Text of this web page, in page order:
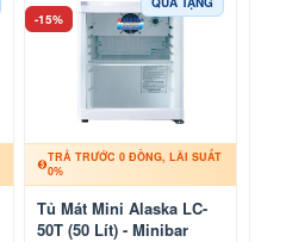
-15%
TRẢ TRƯỚC 0 ĐỒNG, LÃI SUẤT
0%
Tủ Mát Mini Alaska LC-
50T (50 Lít) - Minibar